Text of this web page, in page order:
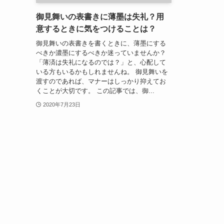
御見舞いの表書きに薄墨は失礼？用
意するときに気をつけることは？
御見舞いの表書きを書くときに、薄墨にする
べきか濃墨にするべきか迷っていませんか？
「薄済は失礼になるのでは？」と、心配して
いる方もいるかもしれませんね。 御見舞いを
渡すのであれば、マナーはしっかり抑えてお
くことが大切です。 この記事では、御...
2020年7月23日